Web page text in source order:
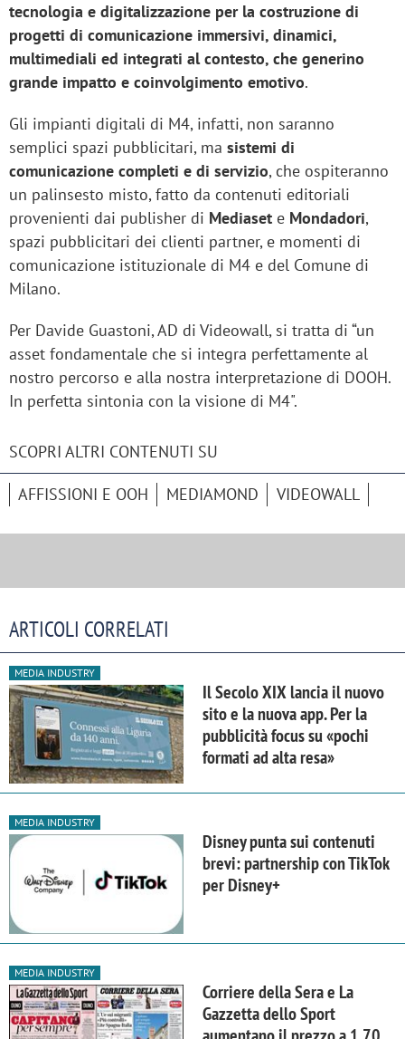
tecnologia e digitalizzazione per la costruzione di
progetti di comunicazione immersivi, dinamici,
multimediali ed integrati al contesto, che generino
grande impatto e coinvolgimento emotivo.
Gli impianti digitali di M4, infatti, non saranno
semplici spazi pubblicitari, ma sistemi di
comunicazione completi e di servizio, che ospiteranno
un palinsesto misto, fatto da contenuti editoriali
provenienti dai publisher di Mediaset e Mondadori,
spazi pubblicitari dei clienti partner, e momenti di
comunicazione istituzionale di M4 e del Comune di
Milano.
Per Davide Guastoni, AD di Videowall, si tratta di “un
asset fondamentale che si integra perfettamente al
nostro percorso e alla nostra interpretazione di DOOH.
In perfetta sintonia con la visione di M4".
SCOPRI ALTRI CONTENUTI SU
AFFISSIONI E OOH MEDIAMOND VIDEOWALL
ARTICOLI CORRELATI
MEDIA INDUSTRY
Il Secolo XIX lancia il nuovo
sito e la nuova app. Per la
pubblicità focus su «pochi
formati ad alta resa»
MEDIA INDUSTRY
Disney punta sui contenuti
brevi: partnership con TikTok
per Disney+
MEDIA INDUSTRY
Corriere della Sera e La
Gazzetta dello Sport